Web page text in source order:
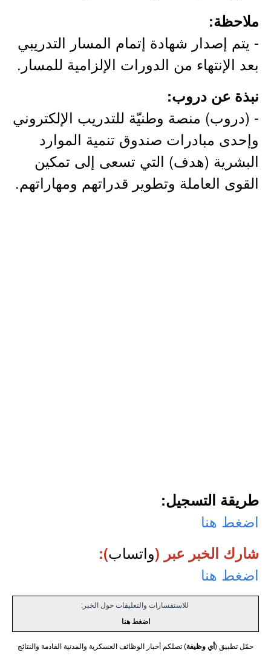
ملاحظة:
- يتم إصدار شهادة إتمام المسار التدريبي
بعد الإنتهاء من الدورات الإلزامية للمسار.
نبذة عن دروب:
- (دروب) منصة وطنيّة للتدريب الإلكتروني
وإحدى مبادرات صندوق تنمية الموارد
البشرية (هدف) التي تسعى إلى تمكين
القوى العاملة وتطوير قدراتهم ومهاراتهم.
طريقة التسجيل:
اضغط هنا
شارك الخبر عبر (واتساب):
اضغط هنا
للاستفسارات والتعليقات حول الخبر:
اضغط هنا
حمّل تطبيق ( أي وظيفة) تصلكم أخبار الوظائف العسكرية والمدنية القادمة والنتائج